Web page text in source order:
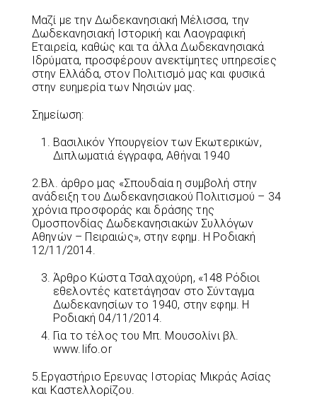
Μαζί με την Δωδεκανησιακή Μέλισσα, την
Δωδεκανησιακή Ιστορική και Λαογραφική
Εταιρεία, καθώς και τα άλλα Δωδεκανησιακά
Ιδρύματα, προσφέρουν ανεκτίμητες υπηρεσίες
στην Ελλάδα, στον Πολιτισμό μας και φυσικά
στην ευημερία των Νησιών μας.
Σημείωση:
Βασιλικόν Υπουργείον των Εκωτερικών,
Διπλωματιά έγγραφα, Αθήναι 1940
2.Βλ. άρθρο μας «Σπουδαία η συμβολή στην
ανάδειξη του Δωδεκανησιακού Πολιτισμού – 34
χρόνια προσφοράς και δράσης της
Ομοσπονδίας Δωδεκανησιακών Συλλόγων
Αθηνών – Πειραιώς», στην εφημ. Η Ροδιακή
12/11/2014.
Άρθρο Κώστα Τσαλαχούρη, «148 Ρόδιοι
εθελοντές κατετάγησαν στο Σύνταγμα
Δωδεκανησίων το 1940, στην εφημ. Η
Ροδιακή 04/11/2014.
Για το τέλος του Μπ. Μουσολίνι βλ.
www.Iifo.or
5.Εργαστήριο Ερευνας Ιστορίας Μικράς Ασίας
και Καστελλορίζου.